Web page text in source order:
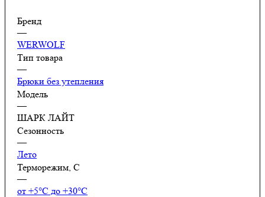
Бренд
—
WERWOLF
Тип товара
—
Брюки без утепления
Модель
—
ШАРК ЛАЙТ
Сезонность
—
Лето
Терморежим, C
—
от +5°С до +30°С